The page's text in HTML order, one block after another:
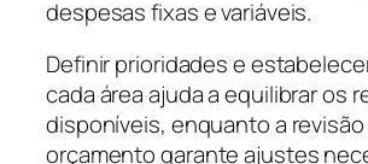
despesas fixas e variáveis.
Definir prioridades e
cada área ajuda a equilibrar os
disponíveis, enquanto a
orçamento garante ajustes